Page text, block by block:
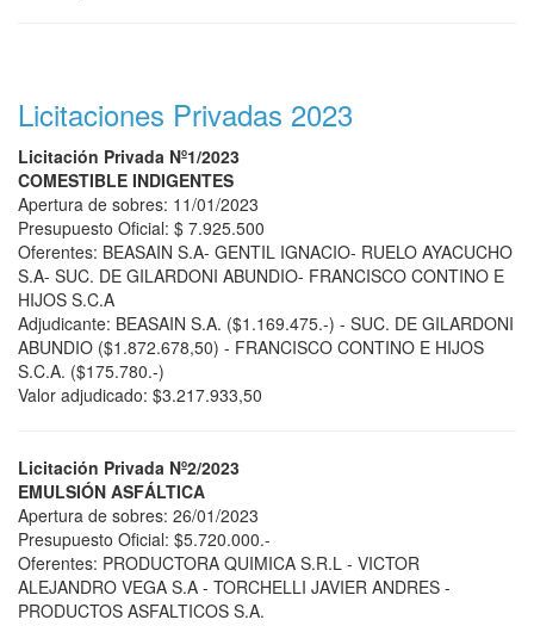
Licitaciones Privadas 2023
Licitación Privada Nº1/2023
COMESTIBLE INDIGENTES
Apertura de sobres: 11/01/2023
Presupuesto Oficial: $ 7.925.500
Oferentes: BEASAIN S.A- GENTIL IGNACIO- RUELO AYACUCHO
S.A- SUC. DE GILARDONI ABUNDIO- FRANCISCO CONTINO E
HIJOS S.C.A
Adjudicante: BEASAIN S.A. ($1.169.475.-) - SUC. DE GILARDONI
ABUNDIO ($1.872.678,50) - FRANCISCO CONTINO E HIJOS
S.C.A. ($175.780.-)
Valor adjudicado: $3.217.933,50
Licitación Privada Nº2/2023
EMULSIÓN ASFÁLTICA
Apertura de sobres: 26/01/2023
Presupuesto Oficial: $5.720.000.-
Oferentes: PRODUCTORA QUIMICA S.R.L - VICTOR
ALEJANDRO VEGA S.A - TORCHELLI JAVIER ANDRES -
PRODUCTOS ASFALTICOS S.A.